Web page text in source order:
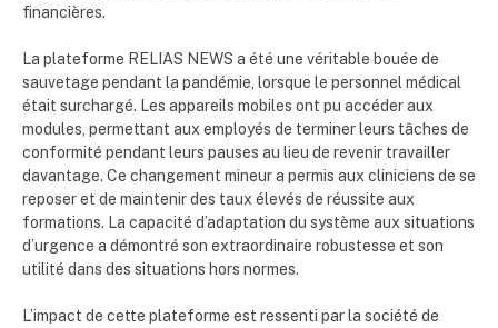
financières.
La plateforme RELIAS NEWS a été une véritable bouée de
sauvetage pendant la pandémie, lorsque le personnel médical
était surchargé. Les appareils mobiles ont pu accéder aux
modules, permettant aux employés de terminer leurs tâches de
conformité pendant leurs pauses au lieu de revenir travailler
davantage. Ce changement mineur a permis aux cliniciens de se
reposer et de maintenir des taux élevés de réussite aux
formations. La capacité d’adaptation du système aux situations
d’urgence a démontré son extraordinaire robustesse et son
utilité dans des situations hors normes.
L’impact de cette plateforme est ressenti par la société de